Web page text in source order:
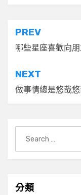
文
章
導
覽
PREV
哪些星座喜歡向
NEXT
做事情總是悠哉
for:
分類